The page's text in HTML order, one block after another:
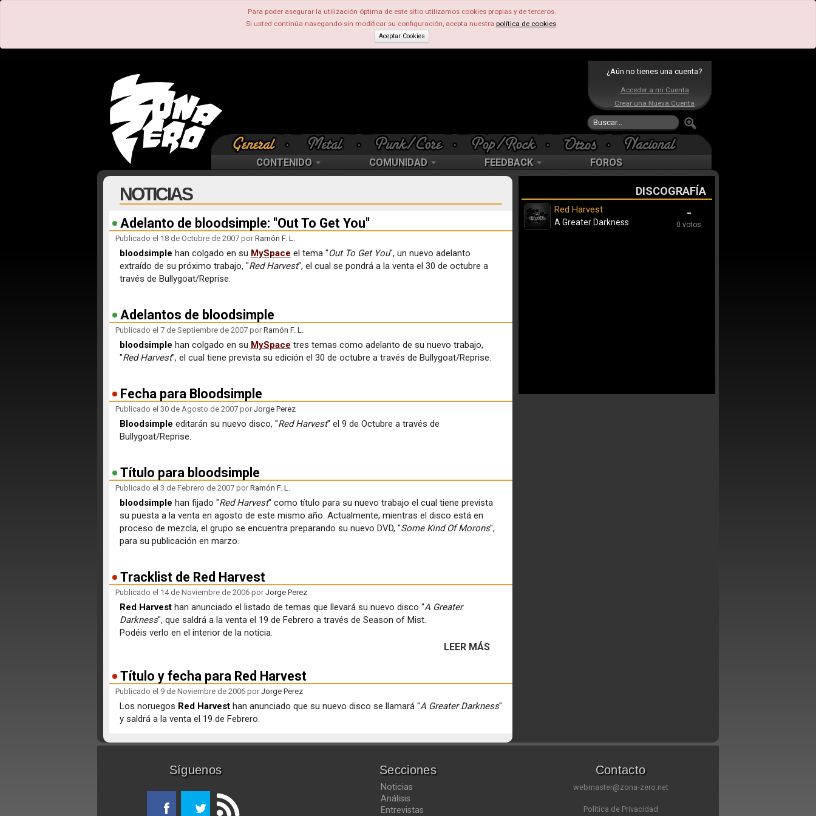
Para poder asegurar la utilización óptima de este sitio utilizamos cookies propias y de terceros.
Si usted continúa navegando sin modificar su configuración, acepta nuestra política de cookies.
Aceptar Cookies
¿Aún no tienes una cuenta?
Acceder a mi Cuenta
Crear una Nueva Cuenta
CONTENIDO COMUNIDAD FEEDBACK FOROS
NOTICIAS
Adelanto de bloodsimple: ''Out To Get You''
Publicado el 18 de Octubre de 2007 porRamón F. L.
bloodsimple han colgado en su MySpace el tema "Out To Get You", un nuevo adelanto
extraído de su próximo trabajo, "Red Harvest", el cual se pondrá a la venta el 30 de octubre a
través de Bullygoat/Reprise.
Adelantos de bloodsimple
Publicado el 7 de Septiembre de 2007 porRamón F. L.
bloodsimple han colgado en su MySpace tres temas como adelanto de su nuevo trabajo,
"Red Harvest", el cual tiene prevista su edición el 30 de octubre a través de Bullygoat/Reprise.
Fecha para Bloodsimple
Publicado el 30 de Agosto de 2007 porJorge Perez
Bloodsimple editarán su nuevo disco, "Red Harvest" el 9 de Octubre a través de
Bullygoat/Reprise.
Título para bloodsimple
Publicado el 3 de Febrero de 2007 porRamón F. L.
bloodsimple han fijado "Red Harvest" como título para su nuevo trabajo el cual tiene prevista
su puesta a la venta en agosto de este mismo año. Actualmente, mientras el disco está en
proceso de mezcla, el grupo se encuentra preparando su nuevo DVD, "Some Kind Of Morons",
para su publicación en marzo.
Tracklist de Red Harvest
Publicado el 14 de Noviembre de 2006 porJorge Perez
Red Harvesthan anunciado el listado de temas que llevará su nuevo disco "A Greater
Darkness", que saldrá a la venta el 19 de Febrero a través de Season of Mist.
Podéis verlo en el interior de la noticia.
LEER MÁS
Título y fecha para Red Harvest
Publicado el 9 de Noviembre de 2006 porJorge Perez
Los noruegos Red Harvesthan anunciado que su nuevo disco se llamará "A Greater Darkness"
y saldrá a la venta el 19 de Febrero.
DISCOGRAFÍA
-
0 votos
Red Harvest
A Greater Darkness
Síguenos Secciones
Noticias
Análisis
Entrevistas
Contacto
webmaster@zona-zero.net
Política de Privacidad